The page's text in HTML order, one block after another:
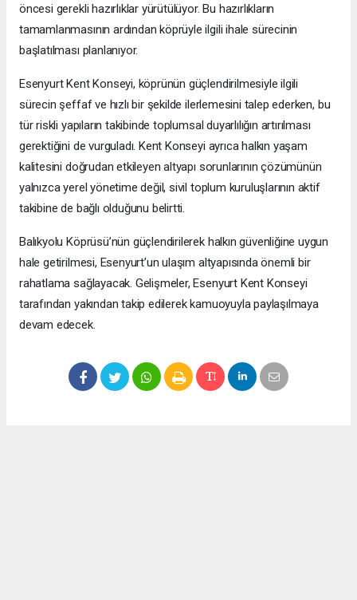
öncesi gerekli hazırlıklar yürütülüyor. Bu hazırlıkların
tamamlanmasının ardından köprüyle ilgili ihale sürecinin
başlatılması planlanıyor.
Esenyurt Kent Konseyi, köprünün güçlendirilmesiyle ilgili
sürecin şeffaf ve hızlı bir şekilde ilerlemesini talep ederken, bu
tür riskli yapıların takibinde toplumsal duyarlılığın artırılması
gerektiğini de vurguladı. Kent Konseyi ayrıca halkın yaşam
kalitesini doğrudan etkileyen altyapı sorunlarının çözümünün
yalnızca yerel yönetime değil, sivil toplum kuruluşlarının aktif
takibine de bağlı olduğunu belirtti.
Balıkyolu Köprüsü’nün güçlendirilerek halkın güvenliğine uygun
hale getirilmesi, Esenyurt’un ulaşım altyapısında önemli bir
rahatlama sağlayacak. Gelişmeler, Esenyurt Kent Konseyi
tarafından yakından takip edilerek kamuoyuyla paylaşılmaya
devam edecek.